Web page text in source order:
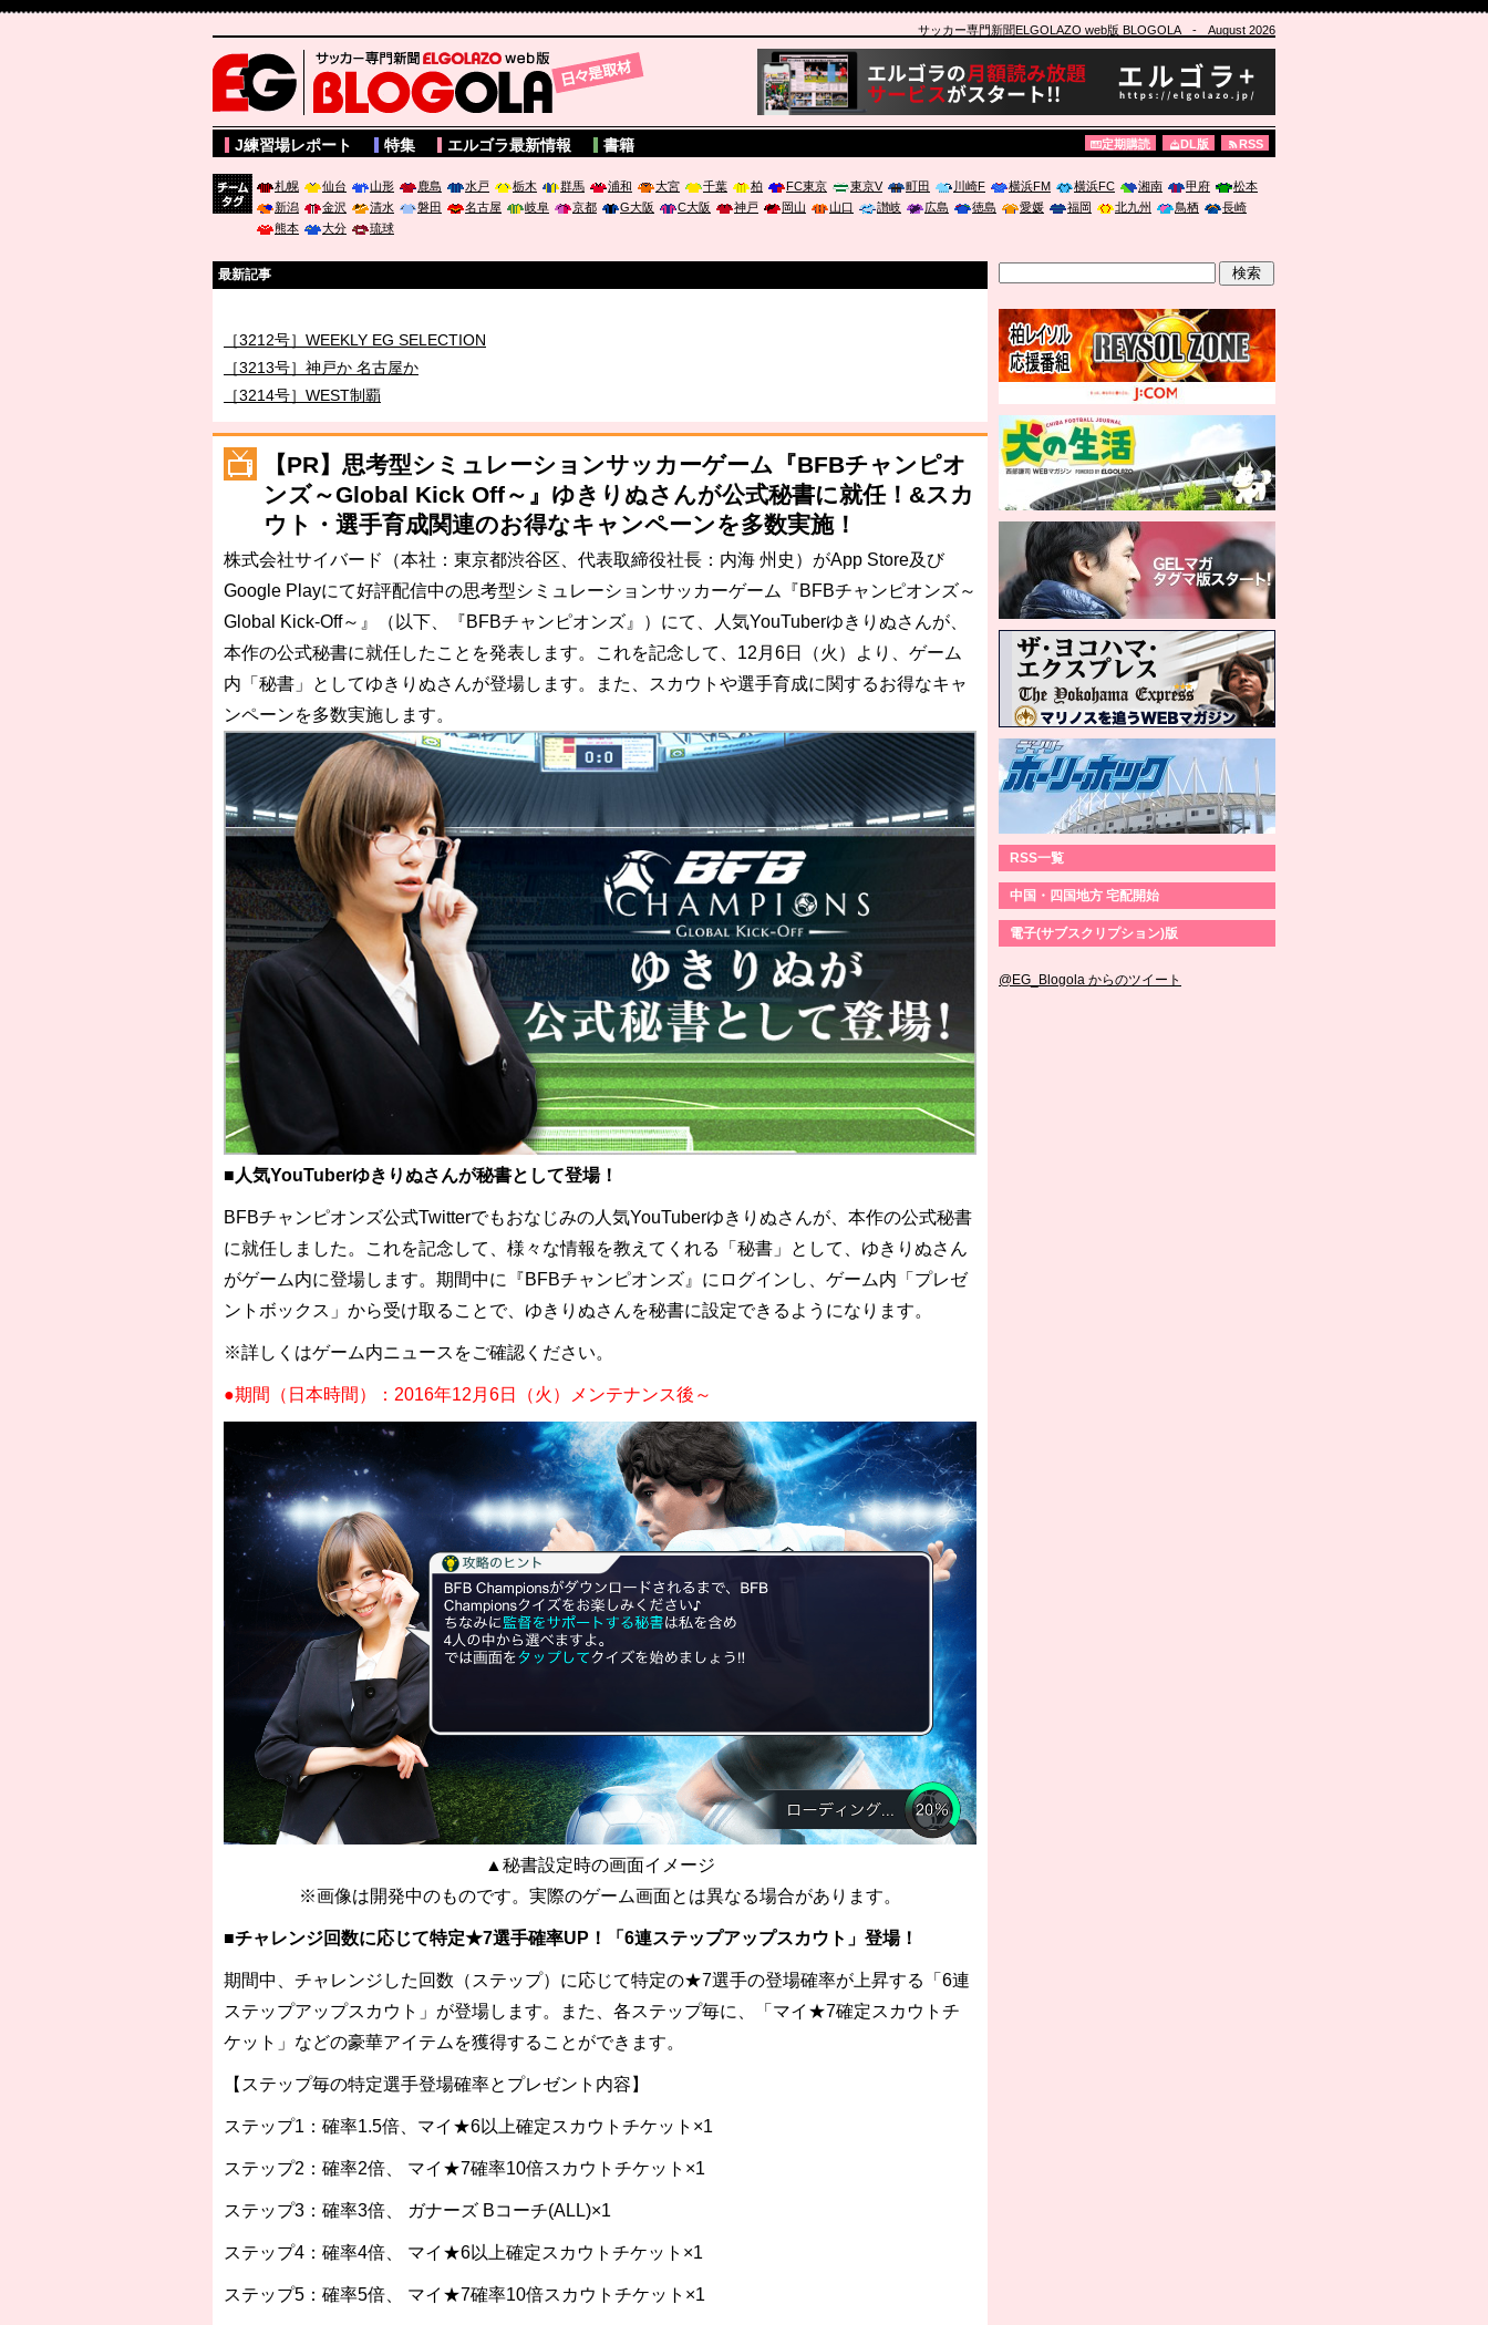
サッカー専門新聞ELGOLAZO web版 BLOGOLA- August 2026
サッカー専門新聞ELGOLAZO web版 BLOGOLA
J練習場レポート 特集 エルゴラ最新情報 書籍 定期購読 DL版 RSS
札幌 仙台 山形 鹿島 水戸 栃木 群馬 浦和 大宮 千葉 柏 FC東京 東京V 町田 川崎F 横浜FM 横浜FC 湘南 甲府
松本
新潟
金沢 清水 磐田 名古屋 岐阜 京都 G大阪 C大阪 神戸 岡山 山口 讃岐 広島 徳島 愛媛 福岡 北九州 鳥栖
長崎
熊本
大分 琉球
最新記事
［3212号］WEEKLY EG SELECTION
［3213号］神戸か 名古屋か
［3214号］WEST制覇
［3215号］WEEKLY EG SELECTION
［3216号］行く末占うラストワン
［3217号］最高の景色へ出国
［3218号］WEEKLY EG SELECTION
［3219号］特別な覇者へ 大逆転か連破か
［3220号］伝説の王者、黄金のシャーレ
【PR】思考型シミュレーションサッカーゲーム『BFBチャンピオ
ンズ～Global Kick Off～』ゆきりぬさんが公式秘書に就任！&スカ
ウト・選手育成関連のお得なキャンペーンを多数実施！
株式会社サイバード（本社：東京都渋谷区、代表取締役社長：内海 州史）がApp Store及び
Google Playにて好評配信中の思考型シミュレーションサッカーゲーム『BFBチャンピオンズ～
Global Kick-Off～』（以下、『BFBチャンピオンズ』）にて、人気YouTuberゆきりぬさんが、
本作の公式秘書に就任したことを発表します。これを記念して、12月6日（火）より、ゲーム
内「秘書」としてゆきりぬさんが登場します。また、スカウトや選手育成に関するお得なキャ
ンペーンを多数実施します。
■人気YouTuberゆきりぬさんが秘書として登場！
BFBチャンピオンズ公式Twitterでもおなじみの人気YouTuberゆきりぬさんが、本作の公式秘書
に就任しました。これを記念して、様々な情報を教えてくれる「秘書」として、ゆきりぬさん
がゲーム内に登場します。期間中に『BFBチャンピオンズ』にログインし、ゲーム内「プレゼ
ントボックス」から受け取ることで、ゆきりぬさんを秘書に設定できるようになります。
※詳しくはゲーム内ニュースをご確認ください。
●期間（日本時間）：2016年12月6日（火）メンテナンス後～
▲秘書設定時の画面イメージ
※画像は開発中のものです。実際のゲーム画面とは異なる場合があります。
■チャレンジ回数に応じて特定★7選手確率UP！「6連ステップアップスカウト」登場！
期間中、チャレンジした回数（ステップ）に応じて特定の★7選手の登場確率が上昇する「6連
ステップアップスカウト」が登場します。また、各ステップ毎に、「マイ★7確定スカウトチ
ケット」などの豪華アイテムを獲得することができます。
【ステップ毎の特定選手登場確率とプレゼント内容】
ステップ1：確率1.5倍、マイ★6以上確定スカウトチケット×1
ステップ2：確率2倍、 マイ★7確率10倍スカウトチケット×1
ステップ3：確率3倍、 ガナーズ Bコーチ(ALL)×1
ステップ4：確率4倍、 マイ★6以上確定スカウトチケット×1
ステップ5：確率5倍、 マイ★7確率10倍スカウトチケット×1
RSS一覧
中国・四国地方 宅配開始
電子(サブスクリプション)版
@EG_Blogola からのツイート